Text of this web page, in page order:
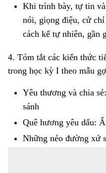
Khi trình bày, tự tin
nói, giọng điệu, cử
cách kể tự nhiên, gần
4. Tóm tắt các kiến thức
trong học kỳ I theo mẫu
Yêu thương và chia sẻ:
sánh
Quê hương yêu dấu:
Những nẻo đường xứ